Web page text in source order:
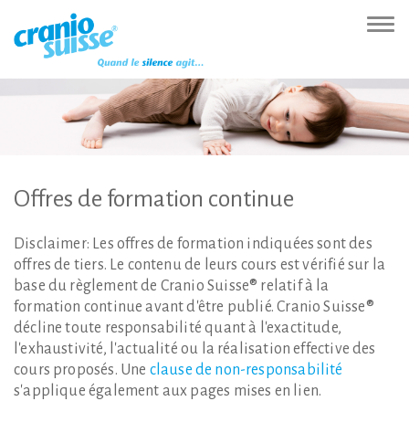
(Accesskey
Hauptnavigation
(Accesskey
Inhalt
(Accesskey
Sprachumschaltung
(Accesskey
Offres de formation continue
Disclaimer: Les offres de formation indiquées sont des
offres de tiers. Le contenu de leurs cours est vérifié sur la
base du règlement de Cranio Suisse® relatif à la
formation continue avant d'être publié. Cranio Suisse®
décline toute responsabilité quant à l'exactitude,
l'exhaustivité, l'actualité ou la réalisation effective des
cours proposés. Une clause de non-responsabilité
s'applique également aux pages mises en lien.